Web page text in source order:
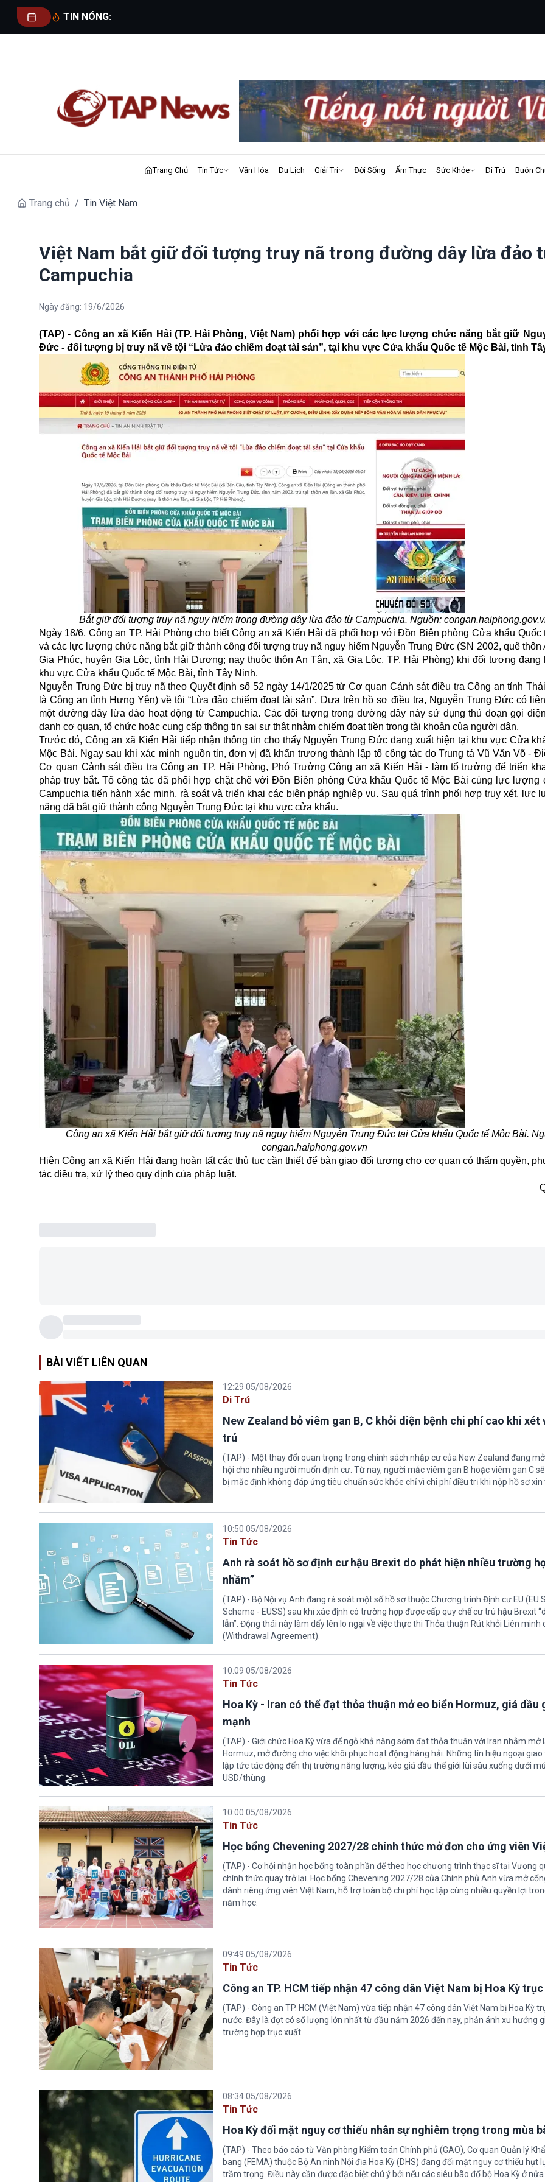
TIN NÓNG:
Trang Chủ Tin Tức Văn Hóa Du Lịch Giải Trí Đời Sống Ẩm Thực Sức Khỏe Di Trú Buôn
Trang chủ / Tin Việt Nam
Việt Nam bắt giữ đối tượng truy nã trong đường dây lừa đảo
Campuchia
Ngày đăng: 19/6/2026
(TAP) - Công an xã Kiến Hải (TP. Hải Phòng, Việt Nam) phối hợp với các lực lượng chức năng bắt giữ
Đức - đối tượng bị truy nã về tội “Lừa đảo chiếm đoạt tài sản”, tại khu vực Cửa khẩu Quốc tế Mộc Bài, tỉnh
Bắt giữ đối tượng truy nã nguy hiểm trong đường dây lừa đảo từ Campuchia. Nguồn:
Ngày 18/6, Công an TP. Hải Phòng cho biết Công an xã Kiến Hải đã phối hợp với Đồn Biên phòng Cửa khẩu Quốc
và các lực lượng chức năng bắt giữ thành công đối tượng truy nã nguy hiểm Nguyễn Trung Đức (SN 2002, quê thôn
Gia Phúc, huyện Gia Lộc, tỉnh Hải Dương; nay thuộc thôn An Tân, xã Gia Lộc, TP. Hải Phòng) khi đối tượng đang
khu vực Cửa khẩu Quốc tế Mộc Bài, tỉnh Tây Ninh.
Nguyễn Trung Đức bị truy nã theo Quyết định số 52 ngày 14/1/2025 từ Cơ quan Cảnh sát điều tra Công an tỉnh
là Công an tỉnh Hưng Yên) về tội “Lừa đảo chiếm đoạt tài sản”. Dựa trên hồ sơ điều tra, Nguyễn Trung Đức có
một đường dây lừa đảo hoạt động từ Campuchia. Các đối tượng trong đường dây này sử dụng thủ đoạn gọi
danh cơ quan, tổ chức hoặc cung cấp thông tin sai sự thật nhằm chiếm đoạt tiền trong tài khoản của người dân.
Trước đó, Công an xã Kiến Hải tiếp nhận thông tin cho thấy Nguyễn Trung Đức đang xuất hiện tại khu vực Cửa
Mộc Bài. Ngay sau khi xác minh nguồn tin, đơn vị đã khẩn trương thành lập tổ công tác do Trung tá Vũ Văn Võ -
Cơ quan Cảnh sát điều tra Công an TP. Hải Phòng, Phó Trưởng Công an xã Kiến Hải - làm tổ trưởng để triển
pháp truy bắt. Tổ công tác đã phối hợp chặt chẽ với Đồn Biên phòng Cửa khẩu Quốc tế Mộc Bài cùng lực lượng
Campuchia tiến hành xác minh, rà soát và triển khai các biện pháp nghiệp vụ. Sau quá trình phối hợp truy xét, lực
năng đã bắt giữ thành công Nguyễn Trung Đức tại khu vực cửa khẩu.
Công an xã Kiến Hải bắt giữ đối tượng truy nã nguy hiểm Nguyễn Trung Đức tại Cửa khẩu Quốc tế Mộc Bài.
congan.haiphong.gov.vn
Hiện Công an xã Kiến Hải đang hoàn tất các thủ tục cần thiết để bàn giao đối tượng cho cơ quan có thẩm quyền,
tác điều tra, xử lý theo quy định của pháp luật.
BÀI VIẾT LIÊN QUAN
12:29 05/08/2026
Di Trú
New Zealand bỏ viêm gan B, C khỏi diện bệnh chi phí cao khi xét
trú
(TAP) - Một thay đổi quan trọng trong chính sách nhập cư của New Zealand đang
hội cho nhiều người muốn định cư. Từ nay, người mắc viêm gan B hoặc viêm gan C
bị mặc định không đáp ứng tiêu chuẩn sức khỏe chỉ vì chi phí điều trị khi nộp hồ sơ xin
10:50 05/08/2026
Tin Tức
Anh rà soát hồ sơ định cư hậu Brexit do phát hiện nhiều trường
nhầm”
(TAP) - Bộ Nội vụ Anh đang rà soát một số hồ sơ thuộc Chương trình Định cư EU (EU
Scheme - EUSS) sau khi xác định có trường hợp được cấp quy chế cư trú hậu Brexit
lẫn”. Động thái này làm dấy lên lo ngại về việc thực thi Thỏa thuận Rút khỏi Liên minh
(Withdrawal Agreement).
10:09 05/08/2026
Tin Tức
Hoa Kỳ - Iran có thể đạt thỏa thuận mở eo biển Hormuz, giá dầu
mạnh
(TAP) - Giới chức Hoa Kỳ vừa để ngỏ khả năng sớm đạt thỏa thuận với Iran nhằm mở
Hormuz, mở đường cho việc khôi phục hoạt động hàng hải. Những tín hiệu ngoại
lập tức tác động đến thị trường năng lượng, kéo giá dầu thế giới lùi sâu xuống dưới
USD/thùng.
10:00 05/08/2026
Tin Tức
Học bổng Chevening 2027/28 chính thức mở đơn cho ứng viên
(TAP) - Cơ hội nhận học bổng toàn phần để theo học chương trình thạc sĩ tại Vương
chính thức quay trở lại. Học bổng Chevening 2027/28 của Chính phủ Anh vừa mở
dành riêng ứng viên Việt Nam, hỗ trợ toàn bộ chi phí học tập cùng nhiều quyền lợi
năm học.
09:49 05/08/2026
Tin Tức
Công an TP. HCM tiếp nhận 47 công dân Việt Nam bị Hoa Kỳ
(TAP) - Công an TP. HCM (Việt Nam) vừa tiếp nhận 47 công dân Việt Nam bị Hoa Kỳ
nước. Đây là đợt có số lượng lớn nhất từ đầu năm 2026 đến nay, phản ánh xu hướng
trường hợp trục xuất.
08:34 05/08/2026
Tin Tức
Hoa Kỳ đối mặt nguy cơ thiếu nhân sự nghiêm trọng trong mùa
(TAP) - Theo báo cáo từ Văn phòng Kiểm toán Chính phủ (GAO), Cơ quan Quản lý
bang (FEMA) thuộc Bộ An ninh Nội địa Hoa Kỳ (DHS) đang đối mặt nguy cơ thiếu hụt lực lượng
trầm trọng. Điều này cần được đặc biệt chú ý bởi nếu các siêu bão đổ bộ Hoa Kỳ ở